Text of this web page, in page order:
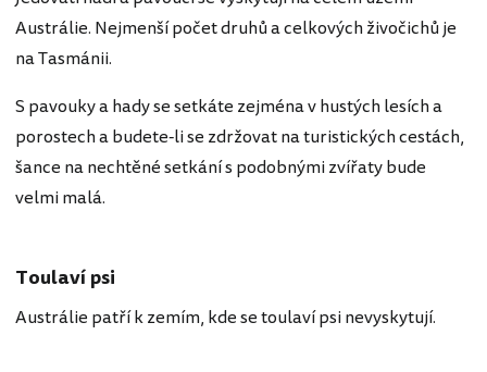
Austrálie. Nejmenší počet druhů a celkových živočichů je
na Tasmánii.
S pavouky a hady se setkáte zejména v hustých lesích a
porostech a budete-li se zdržovat na turistických cestách,
šance na nechtěné setkání s podobnými zvířaty bude
velmi malá.
Toulaví psi
Austrálie patří k zemím, kde se toulaví psi nevyskytují.